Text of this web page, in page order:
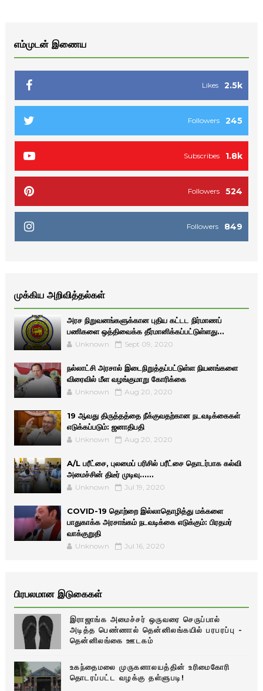
எம்முடன் இணைய
2.5k
Likes
245
Followers
1.8k
Subscribes
524
Followers
849
Followers
முக்கிய அறிவித்தல்கள்
அரச நிறுவனங்களுக்கான புதிய கட்டட நிர்மாணப்
பணிகளை ஒத்திவைக்க தீர்மானிக்கப்பட்டுள்ளது...
Unknown Sept 09, 2020
நல்லாட்சி அரசால் இடைநிறுத்தப்பட்டுள்ள நியனங்களை
விரைவில் மீள வழங்குமாறு கோரிக்கை
Unknown Aug 20, 2020
19 ஆவது திருத்தத்தை நீக்குவதற்கான நடவடிக்கைகள்
எடுக்கப்படும்: ஜனாதிபதி
Unknown Aug 20, 2020
A/L பரீட்சை, புலமைப் பரிசில் பரீட்சை தொடர்பாக கல்வி
அமைச்சின் திடீர் முடிவு......
Unknown Jul 19, 2020
COVID-19 தொற்றை இல்லாதொழித்து மக்களை
பாதுகாக்க அரசாங்கம் நடவடிக்கை எடுக்கும்: பிரதமர்
வாக்குறுதி
Unknown Jul 16, 2020
பிரபலமான இடுகைகள்
இராஜாங்க அமைச்சர் ஒருவரை செருப்பால்
அடித்த பெண்ணால் தென்னிலங்கயில் பரபரப்பு -
தென்னிலங்கை ஊடகம்
உகந்தைமலை முருகனாலயத்தின் உரிமைகோரி
தொடரப்பட்ட வழக்கு தள்ளுபடி!